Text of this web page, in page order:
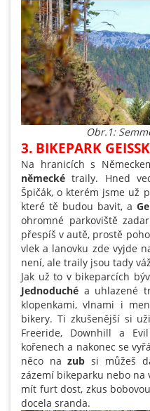
Obr.1:
3. BIKEPARK
Na hranicích s
německé traily. Hned
Špičák, o kterém jsme už
které tě budou bavit, a
ohromné parkoviště
přespíš v autě, prostě
vlek a lanovku zde vyjde
není, ale traily jsou tady
Jak už to v bikeparcích
Jednoduché a uhlazené
klopenkami, vlnami i
bikery. Ti zkušenější si
Freeride, Downhill a
kořenech a nakonec se
něco nazub si můžeš
zázemí bikeparku nebo na
mít furt dost, zkus
docela sranda.